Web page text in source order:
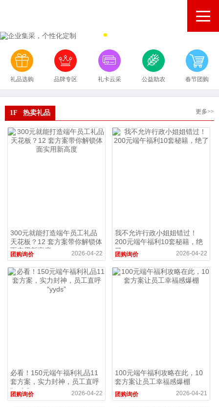
礼品选购 品牌专区 礼卡云采 公益助农 春节团购
1F 热卖礼品 更多>>
300元就能打造端午员工礼品
天花板？12 套方案带你解锁体
面实用新高度
团购询价 2026-04-22
我不允许行政小姐姐错过！
200元端午福利10套秘籍，绝
了
团购询价 2026-04-22
必看！150元端午福利礼品11
套方案，实力封神，员工直呼
“yyds”
团购询价 2026-04-22
100元端午福利攻略在此，10
套方案让员工幸福感爆棚
团购询价 2026-04-21